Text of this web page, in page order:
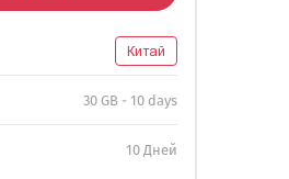
Китай
30 GB - 10 days
10 Дней